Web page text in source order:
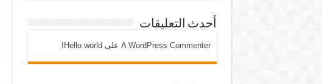
أحدث التعليقات
A WordPress Commenter على Hello world!